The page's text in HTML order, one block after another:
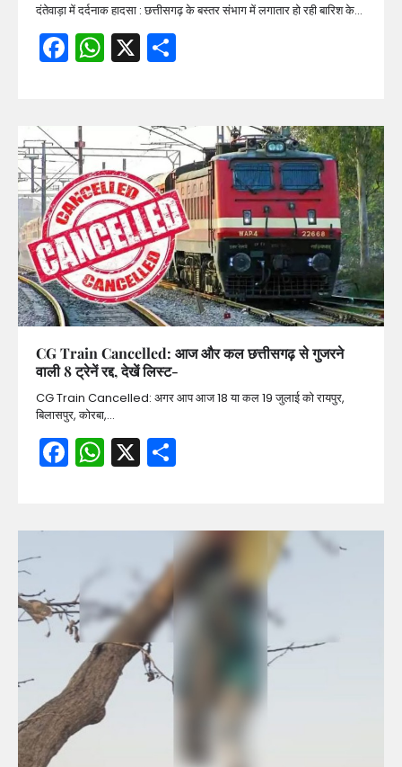
दंतेवाड़ा में दर्दनाक हादसा : छत्तीसगढ़ के बस्तर संभाग में लगातार हो रही बारिश के…
Facebook
WhatsApp
X
CG Train Cancelled: आज और कल छत्तीसगढ़ से गुजरने
वाली 8 ट्रेनें रद्द, देखें लिस्ट-
CG Train Cancelled: अगर आप आज 18 या कल 19 जुलाई को रायपुर,
बिलासपुर, कोरबा,…
Facebook
WhatsApp
X